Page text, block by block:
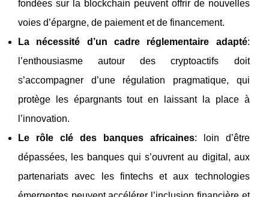
fondées sur la blockchain peuvent offrir de nouvelles
voies d’épargne, de paiement et de financement.
La nécessité d’un cadre réglementaire adapté:
l’enthousiasme autour des cryptoactifs doit
s’accompagner d’une régulation pragmatique, qui
protège les épargnants tout en laissant la place à
l’innovation.
Le rôle clé des banques africaines: loin d’être
dépassées, les banques qui s’ouvrent au digital, aux
partenariats avec les fintechs et aux technologies